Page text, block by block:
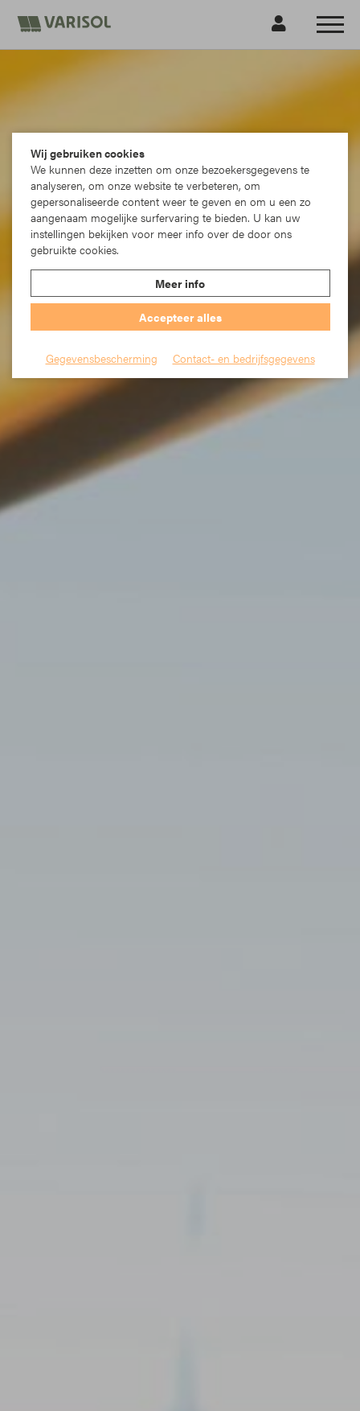
Wij gebruiken cookies
We kunnen deze inzetten om onze bezoekersgegevens te
analyseren, om onze website te verbeteren, om
gepersonaliseerde content weer te geven en om u een zo
aangenaam mogelijke surfervaring te bieden. U kan uw
instellingen bekijken voor meer info over de door ons
gebruikte cookies.
Meer info
Accepteer alles
Gegevensbescherming Contact- en bedrijfsgegevens